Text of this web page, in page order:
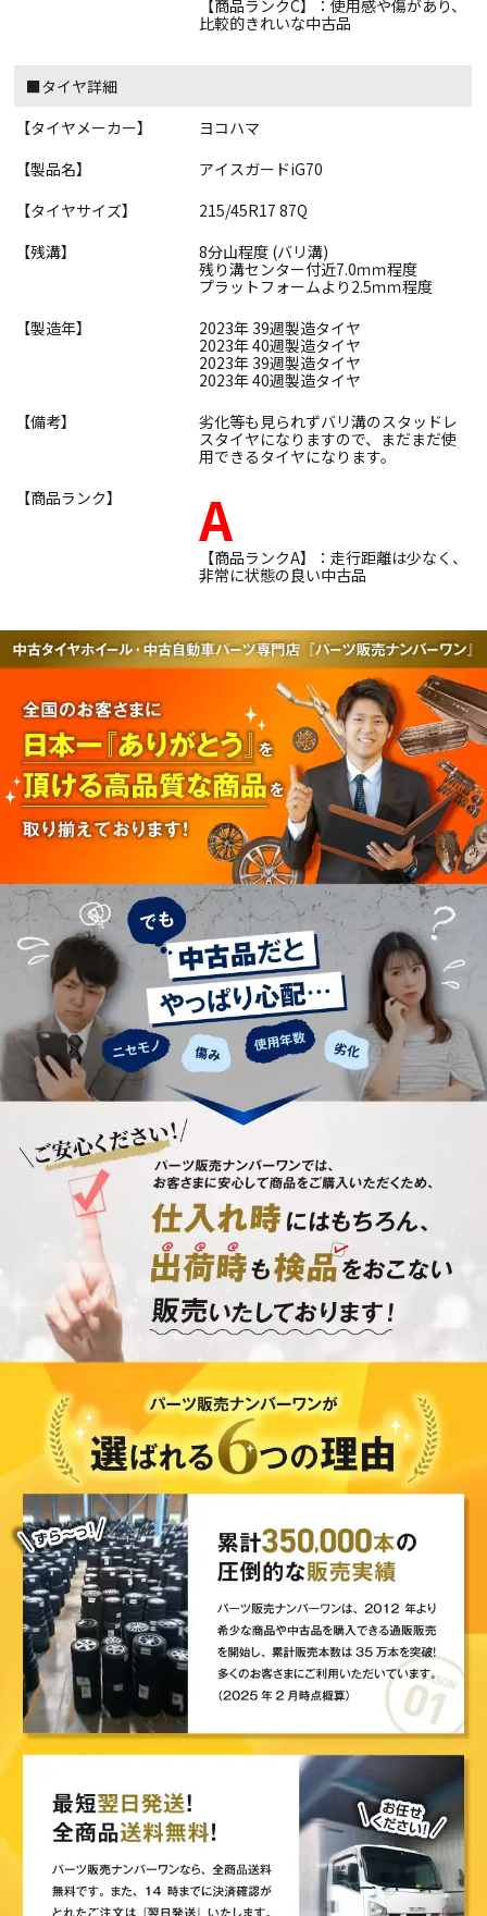
【商品ランクC】：使用感や傷があり、
比較的きれいな中古品
■タイヤ詳細
【タイヤメーカー】
ヨコハマ
【製品名】
アイスガードiG70
【タイヤサイズ】
215/45R17 87Q
【残溝】
8分山程度 (バリ溝)
残り溝センター付近7.0ｍｍ程度
プラットフォームより2.5ｍｍ程度
【製造年】
2023年 39週製造タイヤ
2023年 40週製造タイヤ
2023年 39週製造タイヤ
2023年 40週製造タイヤ
【備考】
劣化等も見られずバリ溝のスタッドレ
スタイヤになりますので、まだまだ使
用できるタイヤになります。
【商品ランク】
A
【商品ランクA】：走行距離は少なく、
非常に状態の良い中古品